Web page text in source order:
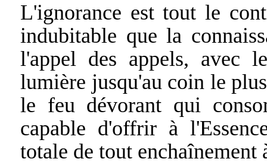
L'ignorance est tout le
indubitable que la
l'appel des appels, avec
lumière jusqu'au coin le
le feu dévorant qui
capable d'offrir à
totale de tout enchaînement